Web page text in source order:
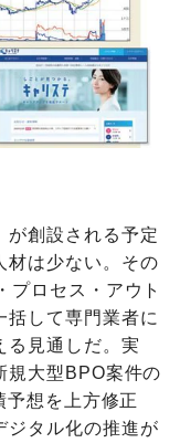
創設される予定
材は少ない。その
プロセス・アウト
括して専門業者に
る見通しだ。実
規大型BPO案件の
想を上方修正
ジタル化の推進が